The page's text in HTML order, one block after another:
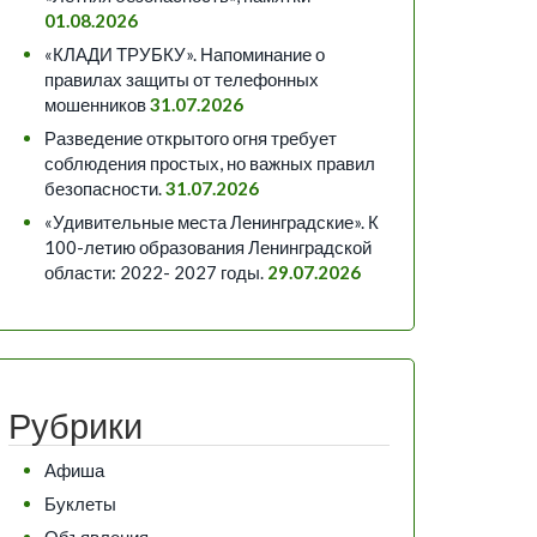
01.08.2026
«КЛАДИ ТРУБКУ». Напоминание о
правилах защиты от телефонных
мошенников31.07.2026
Разведение открытого огня требует
соблюдения простых, но важных правил
безопасности.31.07.2026
«Удивительные места Ленинградские». К
100-летию образования Ленинградской
области: 2022- 2027 годы. 29.07.2026
Рубрики
Афиша
Буклеты